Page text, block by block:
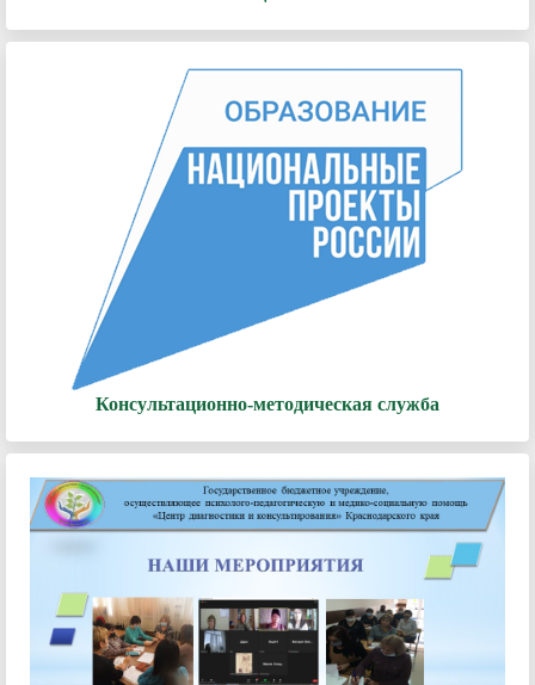
Консультационно-методическая служба